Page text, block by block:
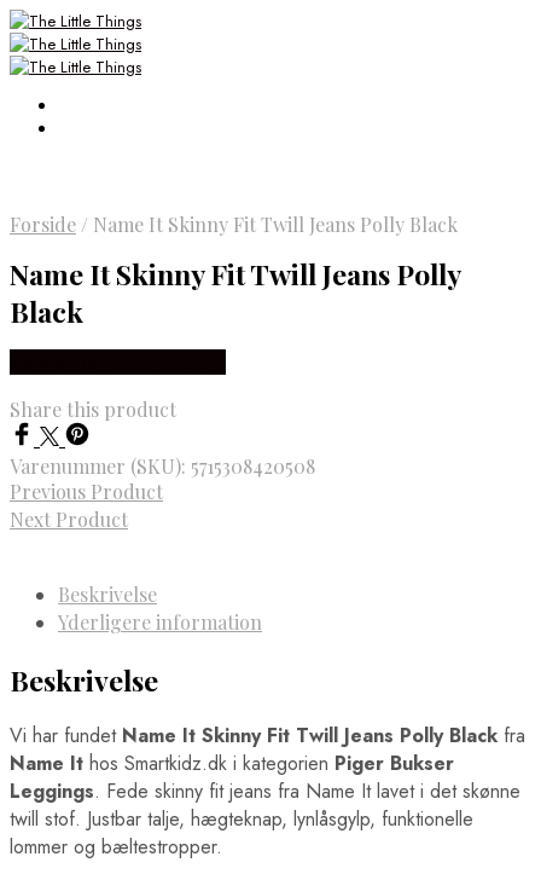
Forside / Name It Skinny Fit Twill Jeans Polly Black
Name It Skinny Fit Twill Jeans Polly
Black
Share this product
Varenummer (SKU): 5715308420508
Previous Product
Next Product
Beskrivelse
Yderligere information
Beskrivelse
Vi har fundet Name It Skinny Fit Twill Jeans Polly Black fra
Name It hos Smartkidz.dk i kategorien Piger Bukser
Leggings. Fede skinny fit jeans fra Name It lavet i det skønne
twill stof. Justbar talje, hægteknap, lynlåsgylp, funktionelle
lommer og bæltestropper.